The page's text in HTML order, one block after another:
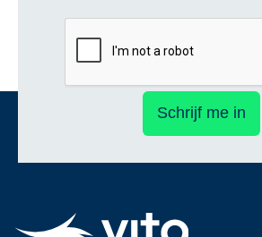
Schrijf me in